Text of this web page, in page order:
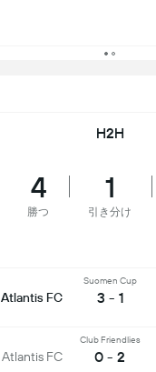
H2H
4
勝つ
1
引き分け
Atlantis FC
Suomen Cup
3 - 1
Atlantis FC
Club Friendlies
0 - 2